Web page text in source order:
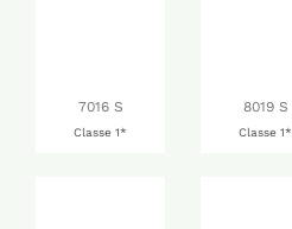
7016 S
Classe 1*
8019 S
Classe 1*